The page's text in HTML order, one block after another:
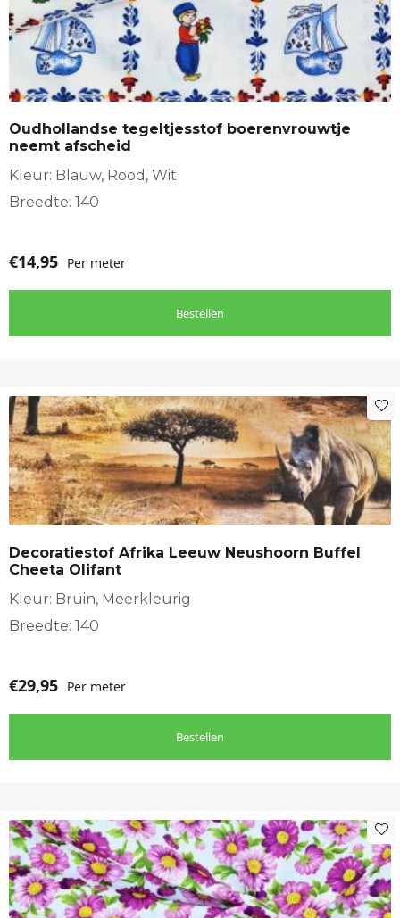
Oudhollandse tegeltjesstof boerenvrouwtje
neemt afscheid
Kleur: Blauw, Rood, Wit
Breedte: 140
€14,95 Per meter
Bestellen
Decoratiestof Afrika Leeuw Neushoorn Buffel
Cheeta Olifant
Kleur: Bruin, Meerkleurig
Breedte: 140
€29,95 Per meter
Bestellen